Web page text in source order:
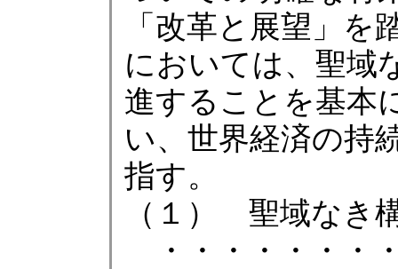
「改革と展望」を
においては、聖域
進することを基本
い、世界経済の持
指す。
（１） 聖域なき
・・・・・・・